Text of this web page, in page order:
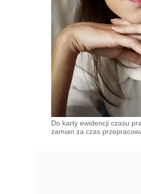
Do karty ewidencji czasu
zamian za czas